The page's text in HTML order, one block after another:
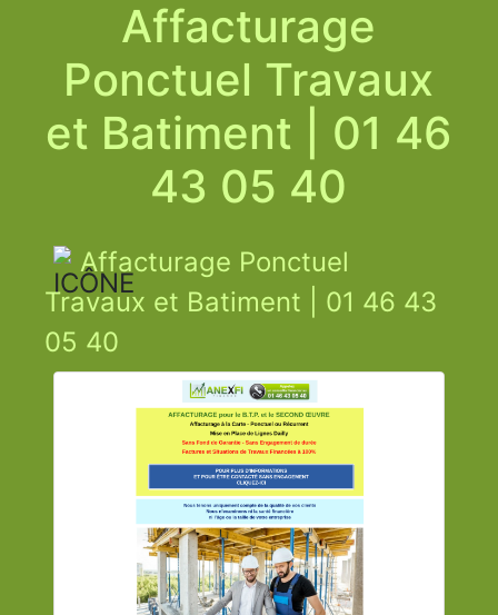
Affacturage
Ponctuel Travaux
et Batiment | 01 46
43 05 40
Affacturage Ponctuel
Travaux et Batiment | 01 46 43
05 40